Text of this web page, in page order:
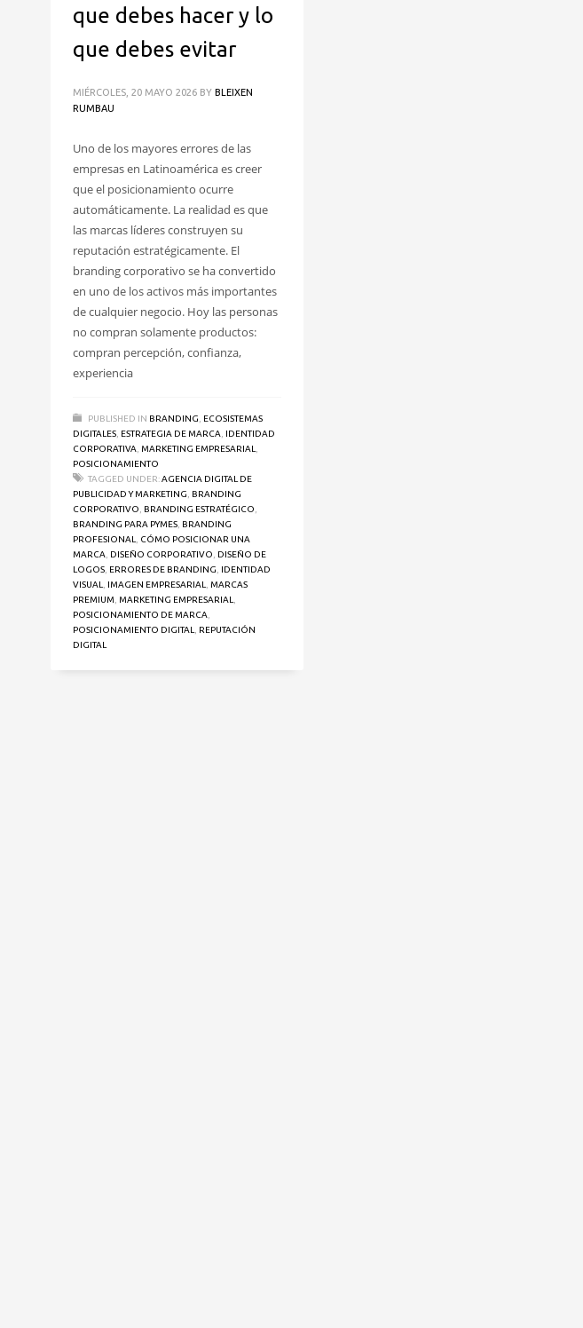
que debes hacer y lo
que debes evitar
MIÉRCOLES, 20 MAYO 2026 BY BLEIXEN
RUMBAU
Uno de los mayores errores de las
empresas en Latinoamérica es creer
que el posicionamiento ocurre
automáticamente. La realidad es que
las marcas líderes construyen su
reputación estratégicamente. El
branding corporativo se ha convertido
en uno de los activos más importantes
de cualquier negocio. Hoy las personas
no compran solamente productos:
compran percepción, confianza,
experiencia
PUBLISHED IN BRANDING, ECOSISTEMAS
DIGITALES, ESTRATEGIA DE MARCA,
IDENTIDAD
CORPORATIVA, MARKETING EMPRESARIAL,
POSICIONAMIENTO
TAGGED UNDER:AGENCIA DIGITAL DE
PUBLICIDAD Y MARKETING, BRANDING
CORPORATIVO, BRANDING ESTRATÉGICO,
BRANDING PARA PYMES, BRANDING
PROFESIONAL, CÓMO POSICIONAR UNA
MARCA, DISEÑO CORPORATIVO, DISEÑO DE
LOGOS, ERRORES DE BRANDING,
IDENTIDAD
VISUAL, IMAGEN EMPRESARIAL, MARCAS
PREMIUM, MARKETING EMPRESARIAL,
POSICIONAMIENTO DE MARCA,
POSICIONAMIENTO DIGITAL, REPUTACIÓN
DIGITAL